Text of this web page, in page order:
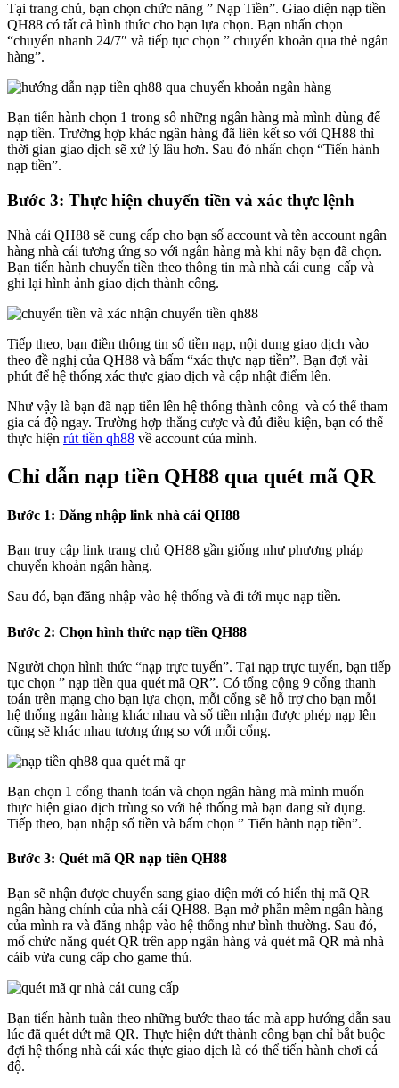
Tại trang chủ, bạn chọn chức năng ” Nạp Tiền”. Giao diện nạp tiền
QH88 có tất cả hình thức cho bạn lựa chọn. Bạn nhấn chọn
“chuyển nhanh 24/7″ và tiếp tục chọn ” chuyển khoản qua thẻ ngân
hàng”.
Bạn tiến hành chọn 1 trong số những ngân hàng mà mình dùng để
nạp tiền. Trường hợp khác ngân hàng đã liên kết so với QH88 thì
thời gian giao dịch sẽ xử lý lâu hơn. Sau đó nhấn chọn “Tiến hành
nạp tiền”.
Bước 3: Thực hiện chuyển tiền và xác thực lệnh
Nhà cái QH88 sẽ cung cấp cho bạn số account và tên account ngân
hàng nhà cái tương ứng so với ngân hàng mà khi nãy bạn đã chọn.
Bạn tiến hành chuyển tiền theo thông tin mà nhà cái cung cấp và
ghi lại hình ảnh giao dịch thành công.
Tiếp theo, bạn điền thông tin số tiền nạp, nội dung giao dịch vào
theo đề nghị của QH88 và bấm “xác thực nạp tiền”. Bạn đợi vài
phút để hệ thống xác thực giao dịch và cập nhật điểm lên.
Như vậy là bạn đã nạp tiền lên hệ thống thành công và có thể tham
gia cá độ ngay. Trường hợp thắng cược và đủ điều kiện, bạn có thể
thực hiện rút tiền qh88 về account của mình.
Chỉ dẫn nạp tiền QH88 qua quét mã QR
Bước 1: Đăng nhập link nhà cái QH88
Bạn truy cập link trang chủ QH88 gần giống như phương pháp
chuyển khoản ngân hàng.
Sau đó, bạn đăng nhập vào hệ thống và đi tới mục nạp tiền.
Bước 2: Chọn hình thức nạp tiền QH88
Người chọn hình thức “nạp trực tuyến”. Tại nạp trực tuyến, bạn tiếp
tục chọn ” nạp tiền qua quét mã QR”. Có tổng cộng 9 cổng thanh
toán trên mạng cho bạn lựa chọn, mỗi cổng sẽ hỗ trợ cho bạn mỗi
hệ thống ngân hàng khác nhau và số tiền nhận được phép nạp lên
cũng sẽ khác nhau tương ứng so với mỗi cổng.
Bạn chọn 1 cổng thanh toán và chọn ngân hàng mà mình muốn
thực hiện giao dịch trùng so với hệ thống mà bạn đang sử dụng.
Tiếp theo, bạn nhập số tiền và bấm chọn ” Tiến hành nạp tiền”.
Bước 3: Quét mã QR nạp tiền QH88
Bạn sẽ nhận được chuyển sang giao diện mới có hiển thị mã QR
ngân hàng chính của nhà cái QH88. Bạn mở phần mềm ngân hàng
của mình ra và đăng nhập vào hệ thống như bình thường. Sau đó,
mổ chức năng quét QR trên app ngân hàng và quét mã QR mà nhà
cáib vừa cung cấp cho game thủ.
Bạn tiến hành tuân theo những bước thao tác mà app hướng dẫn sau
lúc đã quét dứt mã QR. Thực hiện dứt thành công bạn chỉ bắt buộc
đợi hệ thống nhà cái xác thực giao dịch là có thể tiến hành chơi cá
độ.